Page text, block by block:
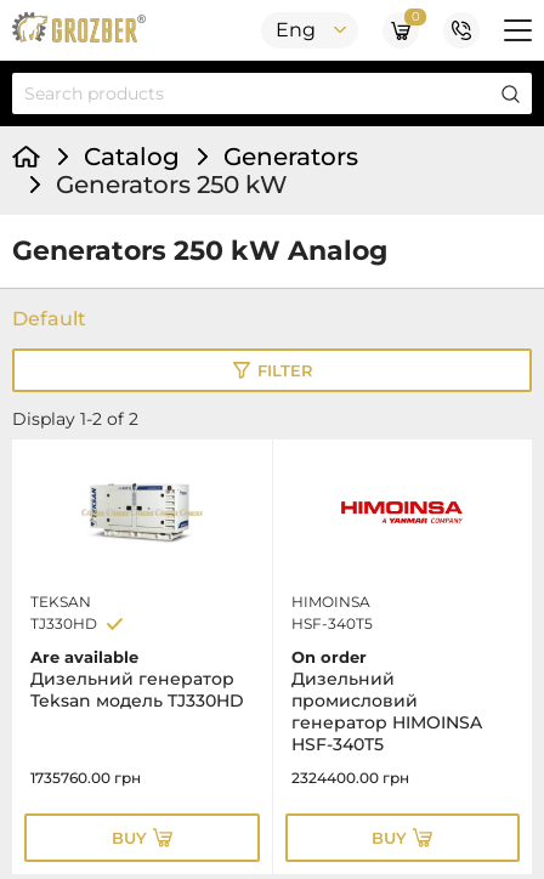
Eng
0
Catalog
Generators
Generators 250 kW
Generators 250 kW Analog
Display 1-2 of 2
FILTER
TEKSAN
TJ330HD
Are available
Дизельний генератор
Teksan модель TJ330HD
1735760.00 грн
BUY
HIMOINSA
HSF-340T5
On order
Дизельний
промисловий
генератор HIMOINSA
HSF-340T5
2324400.00 грн
BUY